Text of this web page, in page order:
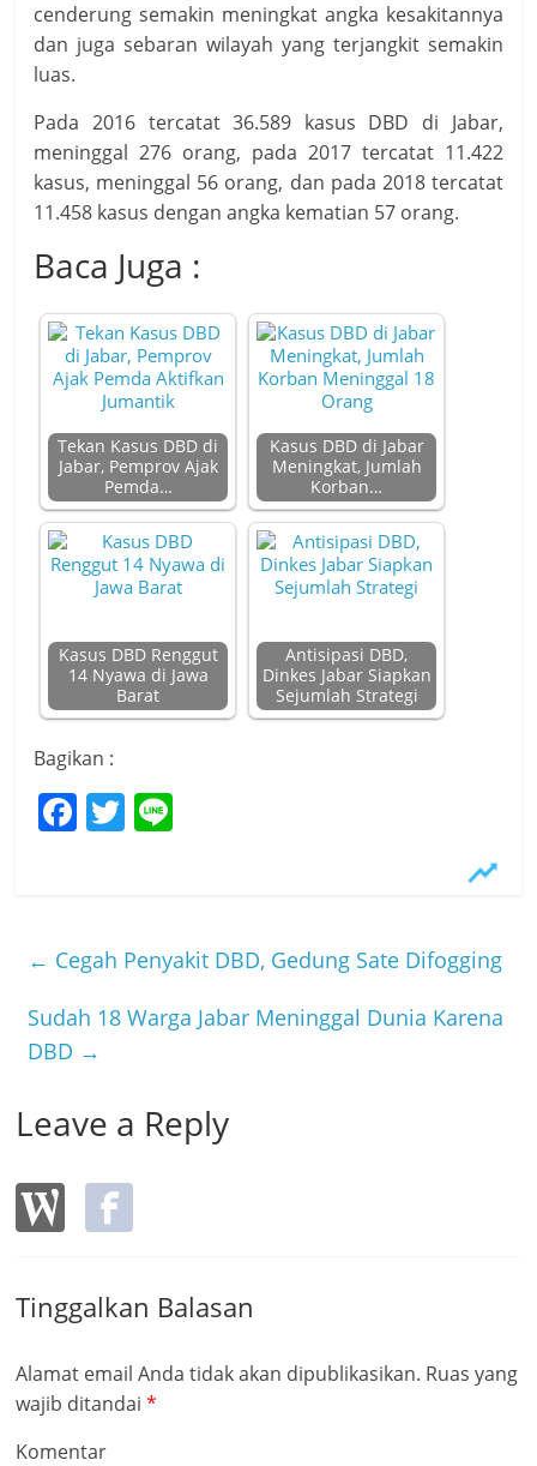
cenderung semakin meningkat angka kesakitannya
dan juga sebaran wilayah yang terjangkit semakin
luas.
Pada 2016 tercatat 36.589 kasus DBD di Jabar,
meninggal 276 orang, pada 2017 tercatat 11.422
kasus, meninggal 56 orang, dan pada 2018 tercatat
11.458 kasus dengan angka kematian 57 orang.
Baca Juga :
Tekan Kasus DBD di
Jabar, Pemprov Ajak
Pemda…
Kasus DBD di Jabar
Meningkat, Jumlah
Korban…
Kasus DBD Renggut
14 Nyawa di Jawa
Barat
Antisipasi DBD,
Dinkes Jabar Siapkan
Sejumlah Strategi
Bagikan :
F
b
o
o
T
← Cegah Penyakit DBD, Gedung Sate Difogging
Sudah 18 Warga Jabar Meninggal Dunia Karena
DBD →
Leave a Reply
Tinggalkan Balasan
Alamat email Anda tidak akan dipublikasikan. Ruas yang
wajib ditandai*
Komentar